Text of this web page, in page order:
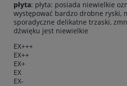
płyta: płyta: posiada niewielkie
występować bardzo drobne ryski,
sporadyczne delikatne trzaski,
dźwięku jest niewielkie
EX+++
EX++
EX+
EX
EX-